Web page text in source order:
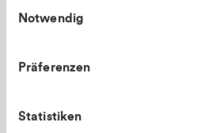
gesammelt haben.
Notwendig
Präferenzen
Statistiken